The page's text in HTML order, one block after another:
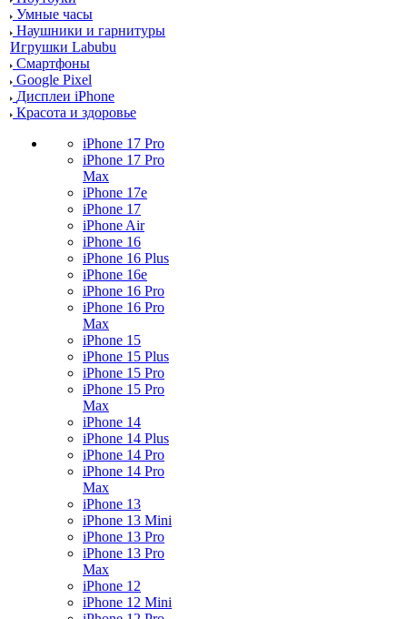
Умные часы
Наушники и гарнитуры
Игрушки Labubu
Смартфоны
Google Pixel
Дисплеи iPhone
Красота и здоровье
iPhone 17 Pro
iPhone 17 Pro
Max
iPhone 17e
iPhone 17
iPhone Air
iPhone 16
iPhone 16 Plus
iPhone 16e
iPhone 16 Pro
iPhone 16 Pro
Max
iPhone 15
iPhone 15 Plus
iPhone 15 Pro
iPhone 15 Pro
Max
iPhone 14
iPhone 14 Plus
iPhone 14 Pro
iPhone 14 Pro
Max
iPhone 13
iPhone 13 Mini
iPhone 13 Pro
iPhone 13 Pro
Max
iPhone 12
iPhone 12 Mini